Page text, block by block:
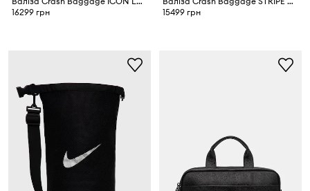
16299 грн
15499 грн